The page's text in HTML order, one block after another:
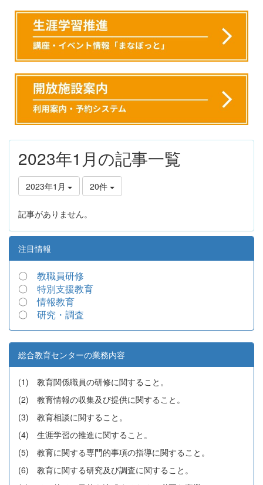
2023年1月の記事一覧
2023年1月 20件
記事がありません。
注目情報
〇 教職員研修
〇 特別支援教育
〇情報教育
〇 研究・調査
総合教育センターの業務内容
(1) 教育関係職員の研修に関すること。
(2) 教育情報の収集及び提供に関すること。
(3) 教育相談に関すること。
(4) 生涯学習の推進に関すること。
(5) 教育に関する専門的事項の指導に関すること。
(6) 教育に関する研究及び調査に関すること。